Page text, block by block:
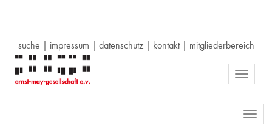
suche | impressum | datenschutz| kontakt| mitgliederbereich
Toggle